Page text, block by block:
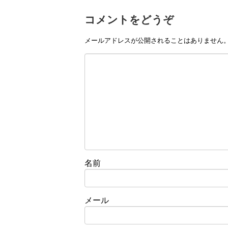
コメントをどうぞ
メールアドレスが公開されることはありません
名前
メール